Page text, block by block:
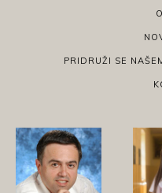
PRIDRUŽI SE